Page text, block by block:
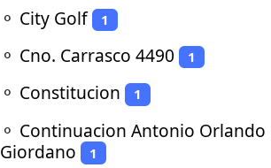
⚬ City Golf 1
⚬ Cno. Carrasco 4490 1
⚬ Constitucion 1
⚬ Continuacion Antonio Orlando
Giordano
1